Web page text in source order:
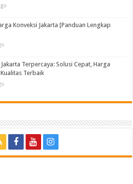
Konveksi Jakarta [Panduan Lengkap
Terpercaya: Solusi Cepat, Harga
Terbaik